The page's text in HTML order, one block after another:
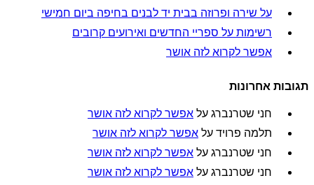
על שירה ופרוזה בבית יד לבנים בחיפה ביום חמישי
רשימות על ספריי החדשים ואירועים קרובים
אפשר לקרוא לזה אושר
תגובות אחרונות
חני שטרנברג על אפשר לקרוא לזה אושר
תלמה פרויד על אפשר לקרוא לזה אושר
חני שטרנברג על אפשר לקרוא לזה אושר
חני שטרנברג על אפשר לקרוא לזה אושר